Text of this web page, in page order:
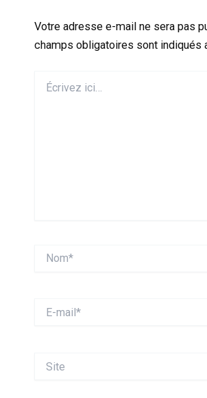
Votre adresse e-mail ne sera pas
champs obligatoires sont indiqués
ici…
mail*